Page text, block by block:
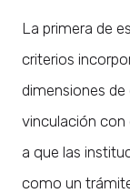
La primera de
criterios
dimensiones
vinculación con
a que las
como un